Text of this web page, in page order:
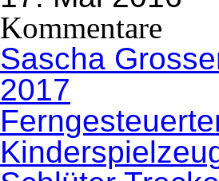
Kommentare
Sascha
2017